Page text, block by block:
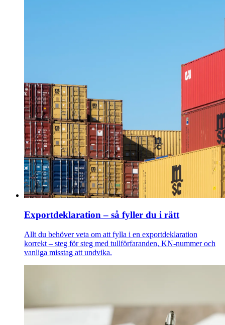
Exportdeklaration – så fyller du i rätt
Allt du behöver veta om att fylla i en exportdeklaration
korrekt – steg för steg med tullförfaranden, KN-nummer och
vanliga misstag att undvika.